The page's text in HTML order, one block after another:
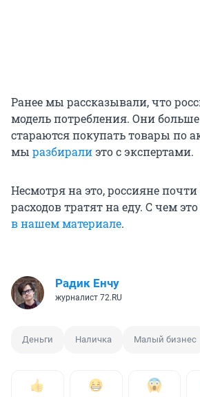
Ранее мы рассказывали, что
модель потребления. Они
стараются покупать товары по
мы разбиралиэто с экспертами.
Несмотря на это, россияне почти
расходов тратят на еду. С чем
в нашем материале.
Радик Енчу
журналист 72.RU
Деньги Наличка Малый бизнес